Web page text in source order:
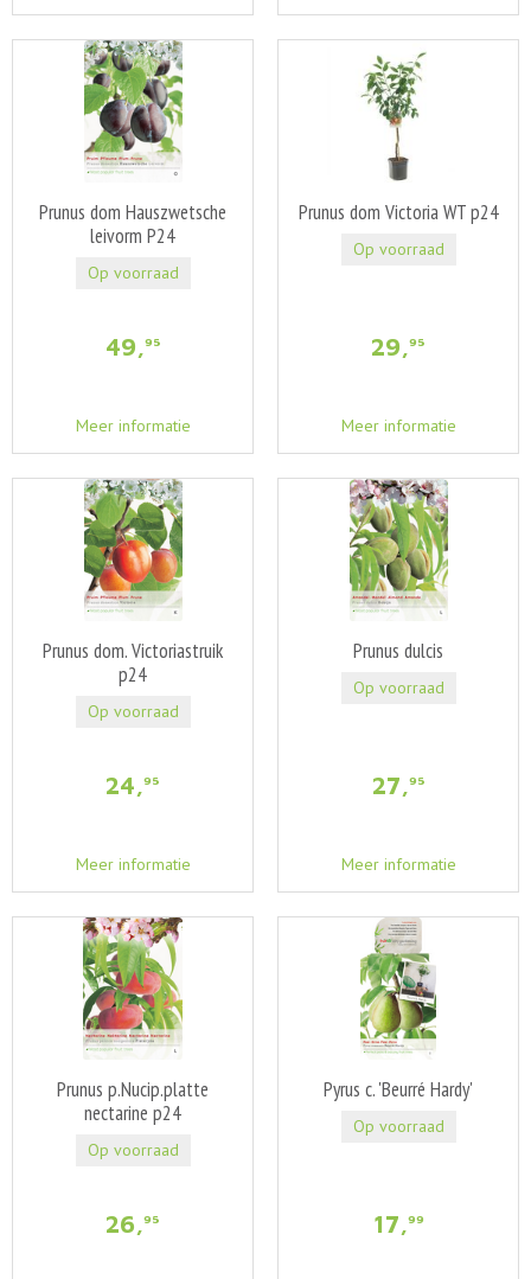
Prunus dom Hauszwetsche
leivorm P24
49,95
Meer informatie
Op voorraad
Prunus dom Victoria WT p24
29,95
Meer informatie
Op voorraad
Prunus dom. Victoriastruik
p24
24,95
Meer informatie
Op voorraad
Prunus dulcis
27,95
Meer informatie
Op voorraad
Prunus p.Nucip.platte
nectarine p24
26,95
Op voorraad
Pyrus c. 'Beurré Hardy'
17,99
Op voorraad